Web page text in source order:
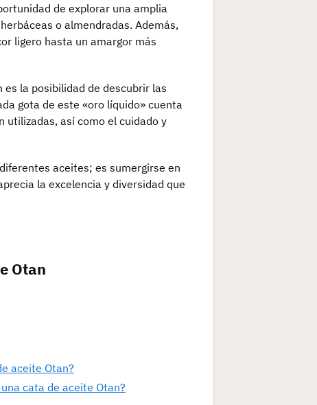
de explorar una amplia
o almendradas. Además,
ligero hasta un amargor más
la posibilidad de descubrir las
gota de este «oro líquido» cuenta
utilizadas, así como el cuidado y
aceites; es sumergirse en
la excelencia y diversidad que
Otan
aceite Otan?
cata de aceite Otan?